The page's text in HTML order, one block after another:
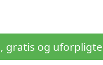
gratis og